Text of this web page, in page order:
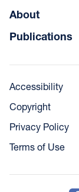
About
Publications
Accessibility
Copyright
Privacy Policy
Terms of Use